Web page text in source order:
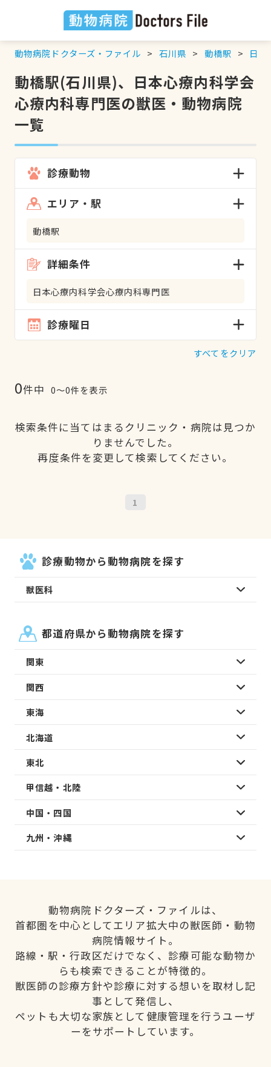
動物病院ドクターズ・ファイル 石川県 動橋駅 日本
動橋駅(石川県)、日本心療内科学会
心療内科専門医の獣医・動物病院
一覧
診療動物
エリア・駅
動橋駅
詳細条件
日本心療内科学会心療内科専門医
診療曜日
すべてをクリア
0件中 0〜0件を表示
検索条件に当てはまるクリニック・病院は見つか
りませんでした。
再度条件を変更して検索してください。
1
診療動物から動物病院を探す
獣医科
都道府県から動物病院を探す
関東
関西
東海
北海道
東北
甲信越・北陸
中国・四国
九州・沖縄
動物病院ドクターズ・ファイルは、
首都圏を中心としてエリア拡大中の獣医師・動物
病院情報サイト。
路線・駅・行政区だけでなく、診療可能な動物か
らも検索できることが特徴的。
獣医師の診療方針や診療に対する想いを取材し記
事として発信し、
ペットも大切な家族として健康管理を行うユーザ
ーをサポートしています。